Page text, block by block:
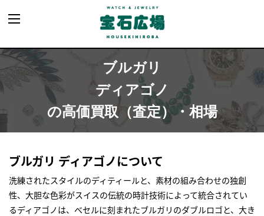
ブルガリ
ディアゴノ
の高価買取（査定）・相場
ブルガリ ディアゴノについて
洗練されたスタイルのディティールと、素材の組み合わせの独創
性、大胆な色彩がスイスの伝統の時計技術によって統合されてい
るディアゴノは、べセルに刻まれたブルガリのダブルロゴと、大き